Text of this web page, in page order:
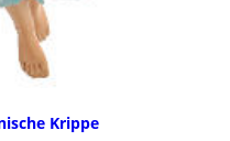
Krippe